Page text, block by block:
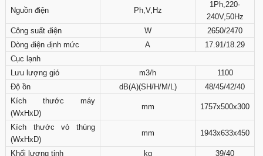
Nguồn điện Ph,V,Hz
1Ph,220-
240V,50Hz
Công suất điện
W
2650/2470
Dòng điện định mức
A
17.91/18.29
Cục lạnh
Lưu lượng gió
m3/h
1100
Độ ồn
dB(A)(SH/H/M/L)
48/45/42/40
Kích thước máy
(WxHxD)
mm 1757x500x300
Kích thước vỏ thùng
(WxHxD)
mm 1943x633x450
Khối lượng tịnh kg
39/40